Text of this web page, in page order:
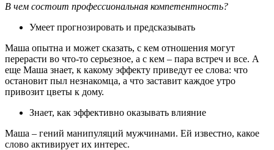
В чем состоит профессиональная компетентность?
Умеет прогнозировать и предсказывать
Маша опытна и может сказать, с кем отношения могут
перерасти во что-то серьезное, а с кем – пара встреч и все. А
еще Маша знает, к какому эффекту приведут ее слова: что
остановит пыл незнакомца, а что заставит каждое утро
привозит цветы к дому.
Знает, как эффективно оказывать влияние
Маша – гений манипуляций мужчинами. Ей известно, какое
слово активирует их интерес.